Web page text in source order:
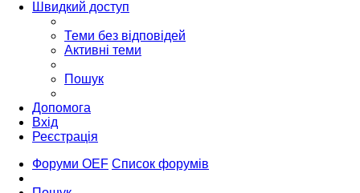
Швидкий доступ
Теми без відповідей
Активні теми
Пошук
Допомога
Вхід
Реєстрація
Форуми OEF Список форумів